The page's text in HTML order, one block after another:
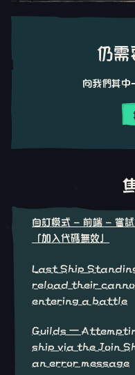
仍需
向我們其中
自訂模式 - 前端 - 嘗試
「加入代碼無效」
Last Ship
reload their
entering a battle
Guilds –
ship via the Join
an error message